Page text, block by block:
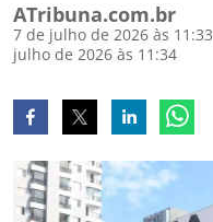
ATribuna.com.br
7 de julho de 2026 às 11:33
julho de 2026 às 11:34